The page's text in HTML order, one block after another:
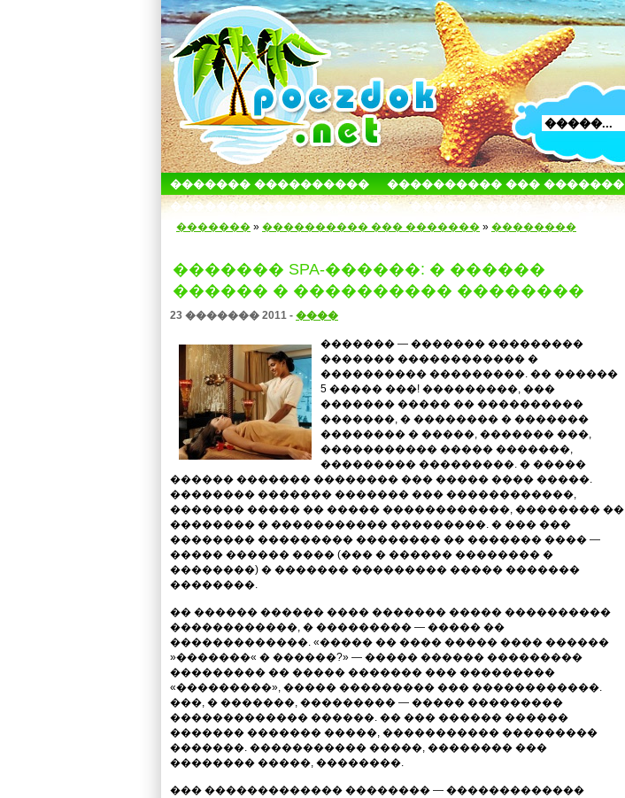
������� ���������� ���������� ��� �������
������������� ������
����� � ���� �����
������� » ���������� ��� ������� » ��������
������� SPA-������: � ������
������ � ���������� ��������
23 ������� 2011 - ����
������� — ������� ���������
������� ������������ �
���������� ���������. �� ������
5 ����� ���! ���������, ���
������� ����� �� ����������
�������, � �������� � �������
�������� � �����, ������� ���,
����������� ����� �������,
��������� ���������. � �����
������ ������� �������� ��� ����� ���� �����.
�������� ������� ������� ��� ������������,
������� ����� �� ����� ������������, �������� ��
�������� � ����������� ���������. � ��� ���
�������� ��������� �������� �� ������� ���� —
����� ������ ���� (��� � ������ �������� �
��������) � ������� ��������� ����� �������
��������.
�� ������ ������ ���� ������� ����� ����������
������������, � ��������� — ����� ��
�������������. «����� �� ���� ����� ���� ������
»�������« � ������?» — ����� ������ ���������
��������� �� ����� ������� ��� ���������
«���������», ����� ��������� ��� ������������.
���, � �������, ��������� — ����� ���������
������������� ������. �� ��� ������ ������
������� ������� �����, ����������� ���������
�������. ����������� �����, �������� ���
�������� �����, ��������.
��� ������������� �������� — �������������